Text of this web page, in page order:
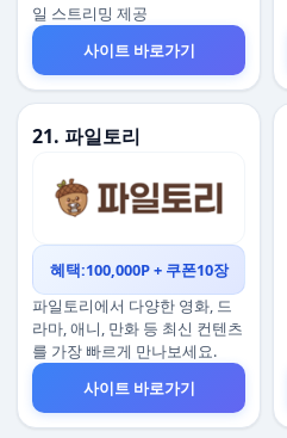
일 스트리밍 제공
사이트 바로가기
21. 파일토리
혜택:100,000P + 쿠폰10장
파일토리에서 다양한 영화, 드
라마, 애니, 만화 등 최신 컨텐츠
를 가장 빠르게 만나보세요.
사이트 바로가기